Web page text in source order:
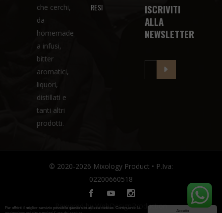
Accetto
Per offrirti il miglior servizio possibile questo sito utilizza cookies. Continuando la
che cerchi,
da
homemade
a infusi,
bitter
aromatici,
liquori,
distillati e
tanti altri
prodotti.
RESI
ISCRIVITI
ALLA
NEWSLETTER
© 2020-2026 Mixology Product • P.Iva:
02200660518
Powered byWebDesignProduction